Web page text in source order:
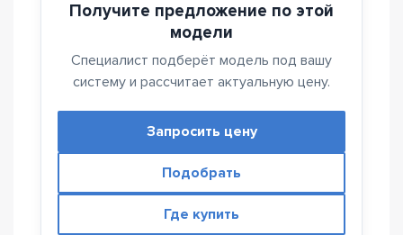
Получите предложение по этой
модели
Специалист подберёт модель под вашу
систему и рассчитает актуальную цену.
Запросить цену
Подобрать
Где купить